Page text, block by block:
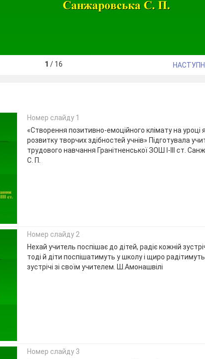
1 / 16
Номер слайду 1
«Створення позитивно-емоційного клімату на уроці
розвитку творчих здібностей учнів» Підготувала
трудового навчання Гранітненської ЗОШ І-ІІІ ст.
С. П.
Номер слайду 2
Нехай учитель поспішає до дітей, радіє кожній
тоді й діти поспішатимуть у школу і щиро
зустрічі зі своїм учителем. Ш.Амонашвілі
Номер слайду 3